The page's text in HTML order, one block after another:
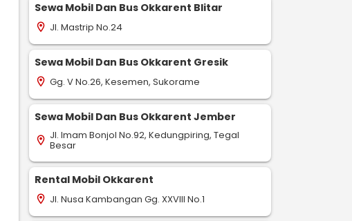
Sewa Mobil Dan Bus Okkarent Blitar
location_on Jl. Mastrip No.24
Sewa Mobil Dan Bus Okkarent Gresik
location_on Gg. V No.26, Kesemen, Sukorame
Sewa Mobil Dan Bus Okkarent Jember
location_on Jl. Imam Bonjol No.92, Kedungpiring, Tegal
Besar
Rental Mobil Okkarent
location_on Jl. Nusa Kambangan Gg. XXVIII No.1